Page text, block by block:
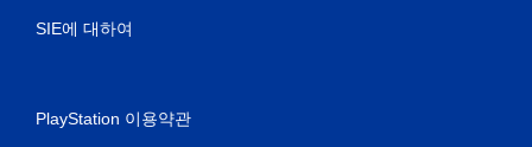
SIE에 대하여
PlayStation 이용약관